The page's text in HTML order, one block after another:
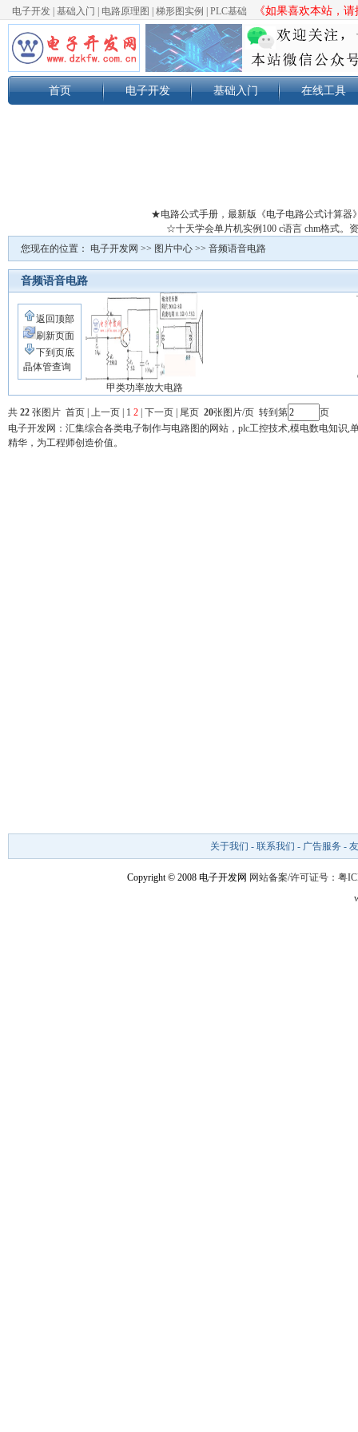
电子开发 基础入门 电路原理图 梯形图实例 PLC基础 《如果喜欢本站，
首页 电子开发 基础入门 在线工具
★电路公式手册，最新版《电子电路公式计算器
☆十天学会单片机实例100 c语言 chm格式。
您现在的位置： 电子开发网 >> 图片中心 >> 音频语音电路
音频语音电路
甲类功率放大电路
共 22 张图片 首页 上一页 1 2 | 下一页 | 尾页 20张图片/页 转到第
页
电子开发网：汇集综合各类电子制作与电路图的网站，plc工控技术,模电数电知识,
精华，为工程师创造价值。
关于我们 - 联系我们 - 广告服务 -
Copyright © 2008 电子开发网 网站备案/许可证号：粤
返回顶部
刷新页面
下到页底
晶体管查询